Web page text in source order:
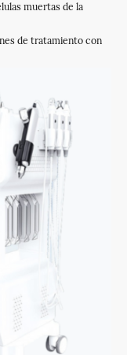
muertas de la
de tratamiento con